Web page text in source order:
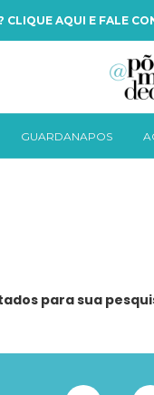
CLIQUE AQUI E FALE
GUARDANAPOS
para sua